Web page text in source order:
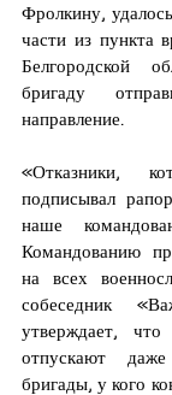
Фролкину,
части из пункта
Белгородской
бригаду
направление.
«Отказники,
подписывал
наше
Командованию
на всех
собеседник
утверждает,
отпускают
бригады, у кого